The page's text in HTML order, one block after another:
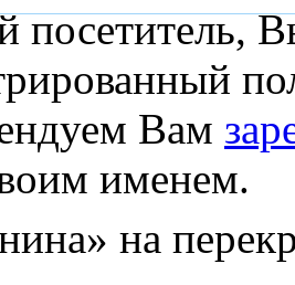
посетитель,
Вам
именем.